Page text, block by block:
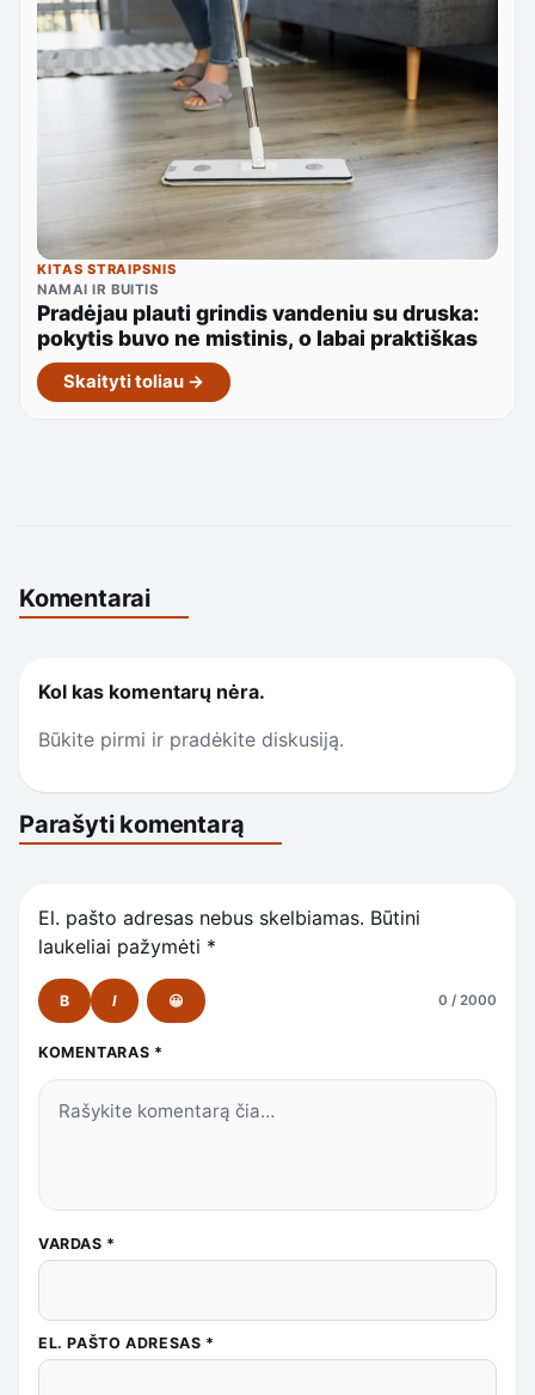
KITAS STRAIPSNIS
NAMAI IR BUITIS
Pradėjau plauti grindis vandeniu su druska:
pokytis buvo ne mistinis, o labai praktiškas
Skaityti toliau →
Komentarai
Kol kas komentarų nėra.
Būkite pirmi ir pradėkite diskusiją.
Parašyti komentarą
El. pašto adresas nebus skelbiamas. Būtini
laukeliai pažymėti *
B I 😀 0 / 2000
KOMENTARAS *
VARDAS *
EL. PAŠTO ADRESAS *